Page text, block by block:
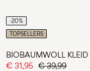
-20%
TOPSELLERS
BIOBAUMWOLL KLEID
€ 31,95 € 39,99